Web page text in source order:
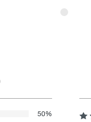
of 5 stars
50%